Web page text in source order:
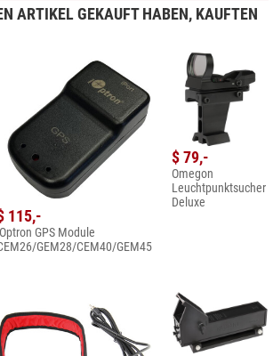
ARTIKEL GEKAUFT HABEN, KAUFTEN
115,-
GPS Module
GEM28/CEM40/GEM45
$ 79,-
Omegon
Leuchtpunktsucher
Deluxe